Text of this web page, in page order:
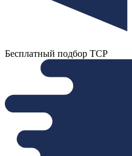
Бесплатный подбор ТСР